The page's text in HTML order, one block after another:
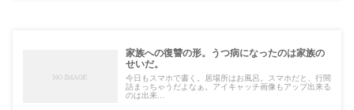
家族への復讐の形。うつ病になったのは家族の
せいだ。
今日もスマホで書く。居場所はお風呂。スマホだと、行間
詰まっちゃうだよなぁ。アイキャッチ画像もアップ出来る
のは出来...